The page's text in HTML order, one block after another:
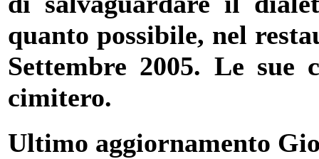
quanto possibile, nel
Settembre 2005. Le sue
cimitero.
Ultimo aggiornamento